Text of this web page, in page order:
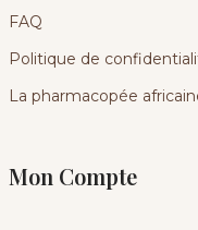
FAQ
Politique de
La pharmacopée
Mon Compte